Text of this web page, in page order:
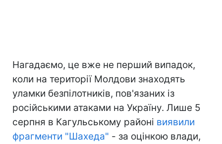
Нагадаємо, це вже не перший випадок,
коли на території Молдови знаходять
уламки безпілотників, пов'язаних із
російськими атаками на Україну. Лише 5
серпня в Кагульському районі виявили
фрагменти "Шахеда" - за оцінкою влади,